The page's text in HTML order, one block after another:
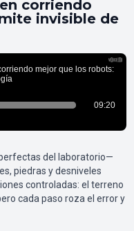
corriendo
invisible de
del laboratorio—
piedras y desniveles
controladas: el terreno
cada paso roza el error y